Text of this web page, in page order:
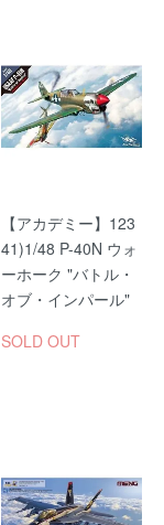
【アカデミー】123
41)1/48 P-40N ウォ
ーホーク "バトル・
オブ・インパール"
SOLD OUT